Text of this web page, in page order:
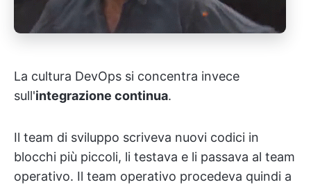
La cultura DevOps si concentra invece
sull'integrazione continua.
Il team di sviluppo scriveva nuovi codici in
blocchi più piccoli, li testava e li passava al team
operativo. Il team operativo procedeva quindi a